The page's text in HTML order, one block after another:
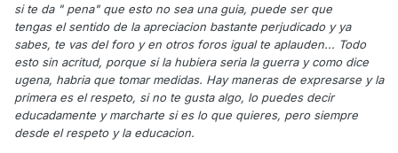
si te da " pena" que esto no sea una guia, puede ser que
tengas el sentido de la apreciacion bastante perjudicado y ya
sabes, te vas del foro y en otros foros igual te aplauden... Todo
esto sin acritud, porque si la hubiera seria la guerra y como dice
ugena, habria que tomar medidas. Hay maneras de expresarse y la
primera es el respeto, si no te gusta algo, lo puedes decir
educadamente y marcharte si es lo que quieres, pero siempre
desde el respeto y la educacion.